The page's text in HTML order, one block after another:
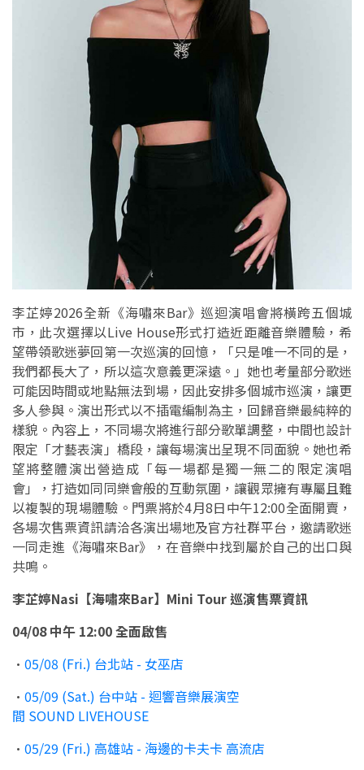
李芷婷2026全新《海嘯來Bar》巡迴演唱會將橫跨五個城
市，此次選擇以Live House形式打造近距離音樂體驗，希
望帶領歌迷夢回第一次巡演的回憶，「只是唯一不同的是，
我們都長大了，所以這次意義更深遠。」她也考量部分歌迷
可能因時間或地點無法到場，因此安排多個城市巡演，讓更
多人參與。演出形式以不插電編制為主，回歸音樂最純粹的
樣貌。內容上，不同場次將進行部分歌單調整，中間也設計
限定「才藝表演」橋段，讓每場演出呈現不同面貌。她也希
望將整體演出營造成「每一場都是獨一無二的限定演唱
會」，打造如同同樂會般的互動氛圍，讓觀眾擁有專屬且難
以複製的現場體驗。門票將於4月8日中午12:00全面開賣，
各場次售票資訊請洽各演出場地及官方社群平台，邀請歌迷
一同走進《海嘯來Bar》，在音樂中找到屬於自己的出口與
共鳴。
李芷婷Nasi【海嘯來Bar】Mini Tour巡演售票資訊
04/08 中午 12:00 全面啟售
• 05/08 (Fri.) 台北站 - 女巫店
• 05/09 (Sat.) 台中站 - 迴響音樂展演空
間 SOUND LIVEHOUSE
• 05/29 (Fri.) 高雄站 - 海邊的卡夫卡 高流店